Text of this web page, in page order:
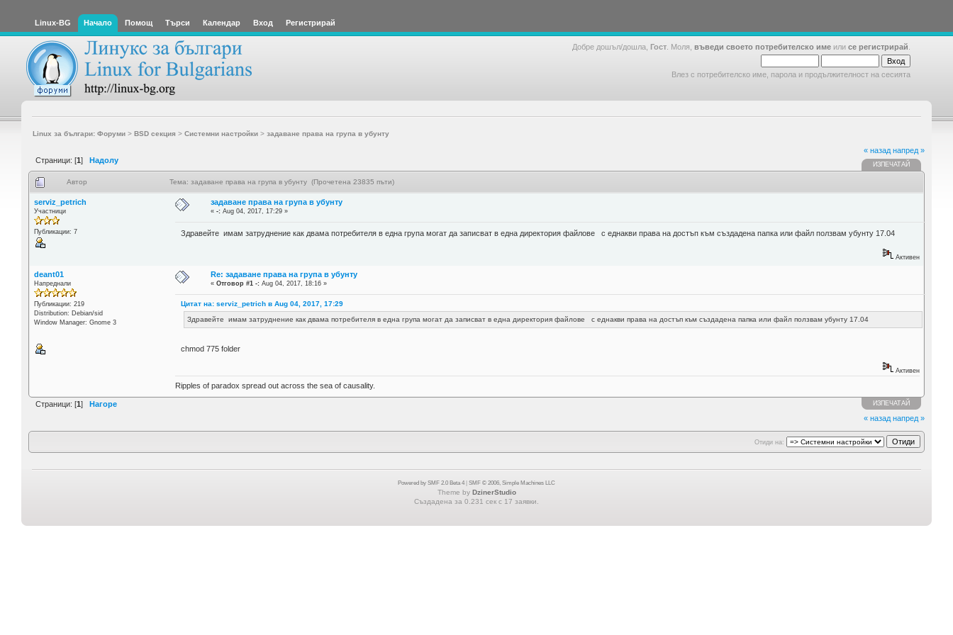
Linux-BG Начало Помощ Търси Календар Вход Регистрирай
Добре дошъл/дошла, Гост . Моля, въведи своето потребителско име или се регистрирай
Влез с потребителско име, парола и продължителност на сесията
Linux за българи: Форуми> BSD секция > Системни настройки> задаване права на група в убунту
Страници: [1] Надолу
« назад напред »
ИЗПЕЧАТАЙ
Автор Тема: задаване права на група в убунту (Прочетена 23835 пъти)
serviz_petrich
Участници
Публикации: 7
задаване права на група в убунту
«-: Aug 04, 2017, 17:29 »
Здравейте имам затруднение как двама потребителя в една група могат да записват в една директория файлове с еднакви права на достъп към създадена папка или файл ползвам убунту 17.04
Активен
deant01
Напреднали
Публикации: 219
Distribution: Debian/sid
Window Manager: Gnome 3
Re: задаване права на група в убунту
«Отговор #1 -: Aug 04, 2017, 18:16 »
Цитат на: serviz_petrich в Aug 04, 2017, 17:29
Здравейте имам затруднение как двама потребителя в една група могат да записват в една директория файлове с еднакви права на достъп към създадена папка или файл ползвам убунту 17.04
chmod 775 folder
Активен
Ripples of paradox spread out across the sea of causality.
Страници: [1] Нагоре ИЗПЕЧАТАЙ
« назад напред »
Отиди на:
Powered by SMF 2.0 Beta 4 | SMF © 2006, Simple Machines LLC
Theme by DzinerStudio
Създадена за 0.231 сек с 17 заявки.